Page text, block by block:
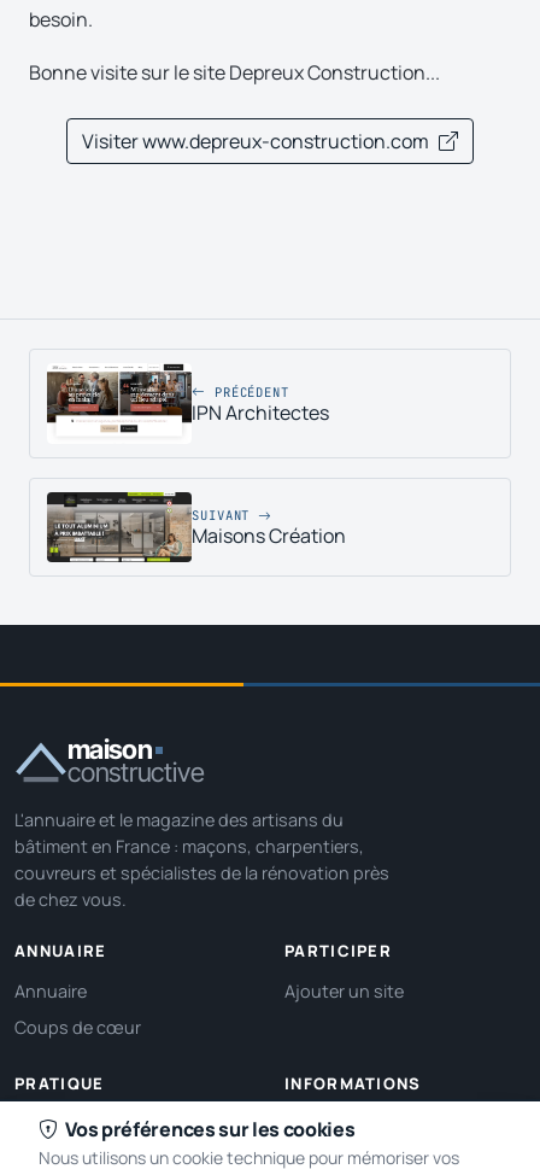
besoin.
Bonne visite sur le site Depreux Construction...
Visiter www.depreux-construction.com
PRÉCÉDENT
IPN Architectes
SUIVANT
Maisons Création
maison
constructive
L'annuaire et le magazine des artisans du
bâtiment en France : maçons, charpentiers,
couvreurs et spécialistes de la rénovation près
de chez vous.
ANNUAIRE
Annuaire
Coups de cœur
PARTICIPER
Ajouter un site
PRATIQUE
Ma localisation
Gérer mes cookies
INFORMATIONS
À propos
Contact
Vos préférences sur les cookies
Nous utilisons un cookie technique pour mémoriser vos